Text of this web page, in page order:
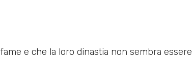
e che la loro dinastia non sembra essere